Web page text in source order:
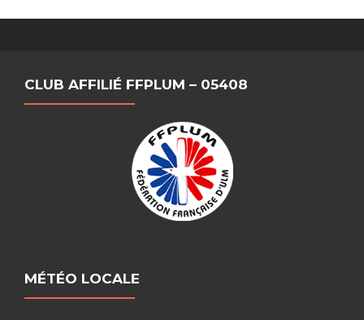
CLUB AFFILIÉ FFPLUM – 05408
MÉTÉO LOCALE